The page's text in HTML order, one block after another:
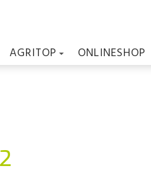
AGRITOP ONLINESHOP